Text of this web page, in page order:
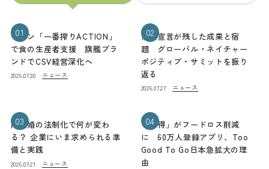
01
キリン「一番搾りACTION」
で食の生産者支援 旗艦ブラ
ンドでCSV経営深化へ
2026.07.30 ニュース
02
熊本宣言が残した成果と宿
題 グローバル・ネイチャー
ポジティブ・サミットを振り
返る
2026.07.27 ニュース
03
同性婚の法制化で何が変わ
る？ 企業にいま求められる準
備と実践
2026.07.21 ニュース
04
「お得」がフードロス削減
に 60万人登録アプリ、Too
Good To Go日本急拡大の理
由